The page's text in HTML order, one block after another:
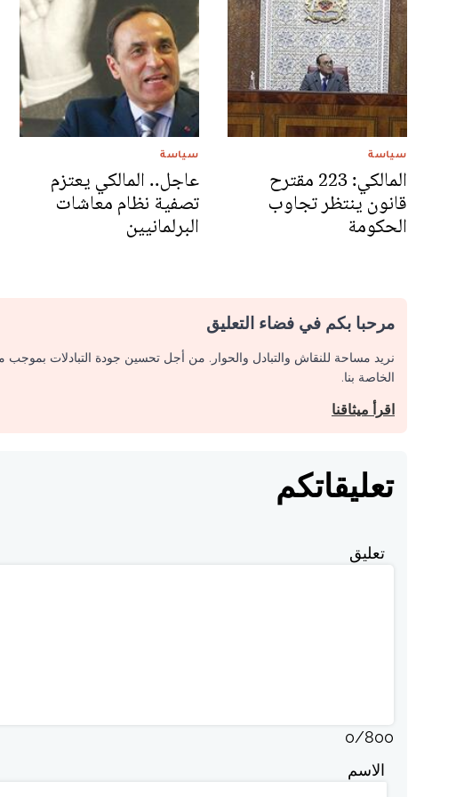
سياسة
المالكي: 223 مقترح
قانون ينتظر تجاوب
الحكومة
سياسة
عاجل.. المالكي يعتزم
تصفية نظام معاشات
البرلمانيين
مرحبا بكم في فضاء التعليق
نريد مساحة للنقاش والتبادل والحوار. من أجل تحسين جودة التبادلات بموجب
الخاصة بنا.
اقرأ ميثاقنا
تعليقاتكم
تعليق
0/800
الاسم